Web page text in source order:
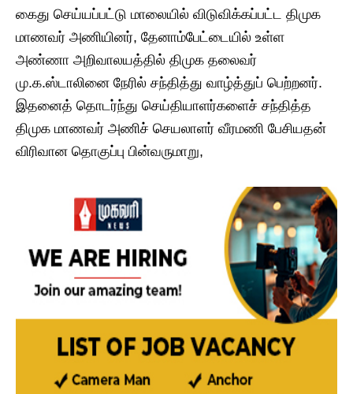
கைது செய்யப்பட்டு மாலையில் விடுவிக்கப்பட்ட திமுக
மாணவர் அணியினர், தேனாம்பேட்டையில் உள்ள
அண்ணா அறிவாலயத்தில் திமுக தலைவர்
மு.க.ஸ்டாலினை நேரில் சந்தித்து வாழ்த்துப் பெற்றனர். ​
இதனைத் தொடர்ந்து செய்தியாளர்களைச் சந்தித்த
திமுக மாணவர் அணிச் செயலாளர் வீரமணி பேசியதன்
விரிவான தொகுப்பு பின்வருமாறு,